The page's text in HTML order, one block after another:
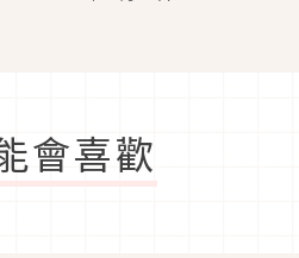
別暗沉蠟黃、養出透明感
會喜歡